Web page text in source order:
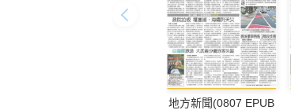
地方新聞(0807 EPUB